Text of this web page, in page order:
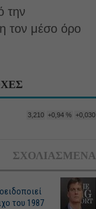
την
τον μέσο όρο
3,210 +0,94 % +0,030
ΣΧΟΛΙΑΣΜΕΝΑ
του 1987